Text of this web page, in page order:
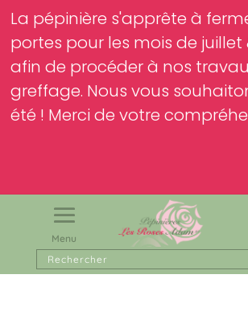
La pépinière s'apprête à
portes pour les mois de juillet
afin de procéder à nos
greffage. Nous vous
été ! Merci de votre
Menu